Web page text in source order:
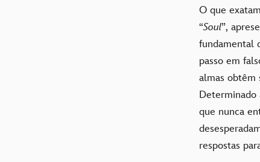
O que
“Soul”,
fundamental
passo em
almas obtêm
Determinado
que nunca
respostas